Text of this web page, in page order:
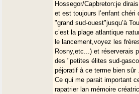
Hossegor/Capbreton:je
et est toujours l’enfant chéri
"grand sud-ouest"jusqu’à
c’est la plage atlantique
le lancement,voyez les
Rosny,etc...) et réserverais
des "petites élites sud-
péjoratif à ce terme bien sûr
Ce qui me parait important
rapatrier lan mémoire